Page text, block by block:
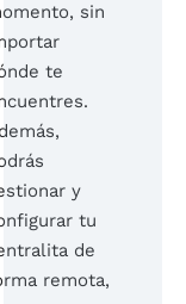
sin
te
y
tu
de
remota,